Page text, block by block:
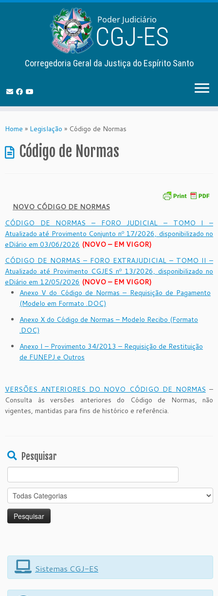
to
Corregedoria Geral da Justiça do Espírito Santo
Home » Legislação » Código de Normas
Código de Normas
NOVO CÓDIGO DE NORMAS
CÓDIGO DE NORMAS – FORO JUDICIAL – TOMO I –
Atualizado até Provimento Conjunto nº 17/2026, disponibilizado no
eDiário em 03/06/2026 (NOVO – EM VIGOR)
CÓDIGO DE NORMAS – FORO EXTRAJUDICIAL – TOMO II –
Atualizado até Provimento CGJES nº 13/2026, disponibilizado no
eDiário em 12/05/2026 (NOVO – EM VIGOR)
Anexo V do Código de Normas – Requisição de Pagamento
(Modelo em Formato .DOC)
Anexo X do Código de Normas – Modelo Recibo (Formato
.DOC)
Anexo I – Provimento 34/2013 – Requisição de Restituição
de FUNEPJ e Outros
VERSÕES ANTERIORES DO NOVO CÓDIGO DE NORMAS –
Consulta às versões anteriores do Código de Normas, não
vigentes, mantidas para fins de histórico e referência.
Pesquisar
Search
for:
Sistemas CGJ-ES